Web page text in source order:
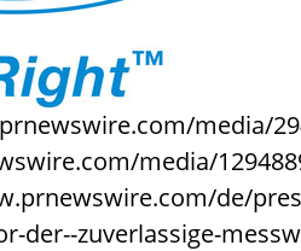
media/
media/
de/
der--zuverlassige-